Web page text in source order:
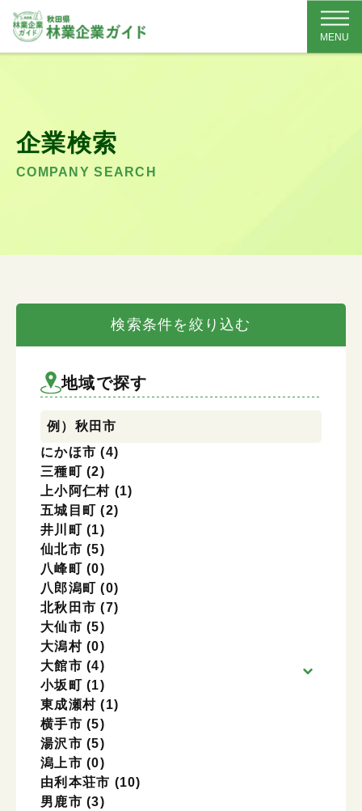
MENU
企業検索
COMPANY SEARCH
検索条件を絞り込む
地域で探す
地域を選択
例）秋田市
にかほ市 (4)
三種町 (2)
上小阿仁村 (1)
五城目町 (2)
井川町 (1)
仙北市 (5)
八峰町 (0)
八郎潟町 (0)
北秋田市 (7)
大仙市 (5)
大潟村 (0)
大館市 (4)
小坂町 (1)
東成瀬村 (1)
横手市 (5)
湯沢市 (5)
潟上市 (0)
由利本荘市 (10)
男鹿市 (3)